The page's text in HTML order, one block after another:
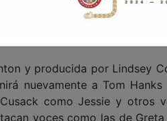
y Natanael Cano, entre
de beats y freestyle,
y producida por Lindsey
nuevamente a Tom
como Jessie y otros
voces como las de Greta